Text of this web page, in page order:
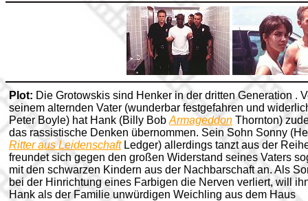
Plot: Die Grotowskis sind Henker in der dritten Generation .
seinem alternden Vater (wunderbar festgefahren und
Peter Boyle) hat Hank (Billy Bob Armageddon Thornton)
das rassistische Denken übernommen. Sein Sohn Sonny
Ritter aus LeidenschaftLedger) allerdings tanzt aus der
freundet sich gegen den großen Widerstand seines Vaters
mit den schwarzen Kindern aus der Nachbarschaft an. Als
bei der Hinrichtung eines Farbigen die Nerven verliert, will
Hank als der Familie unwürdigen Weichling aus dem Haus